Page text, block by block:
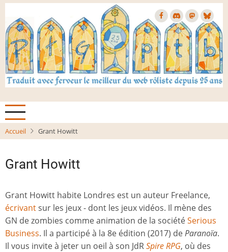
Aller
contenu
principal
Accueil Grant Howitt
Grant Howitt
Grant Howitt habite Londres est un auteur Freelance,
écrivantsur les jeux - dont les jeux vidéos. Il mène des
GN de zombies comme animation de la sociétéSerious
Business. Il a participé à la 8e édition (2017) deParanoïa.
Il vous invite à jeter un oeil à son JdRSpire RPG, où des